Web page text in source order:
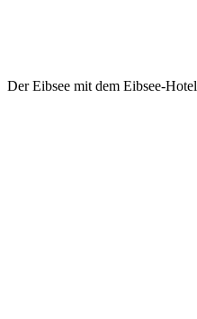
Der Eibsee mit dem Eibsee-Hotel